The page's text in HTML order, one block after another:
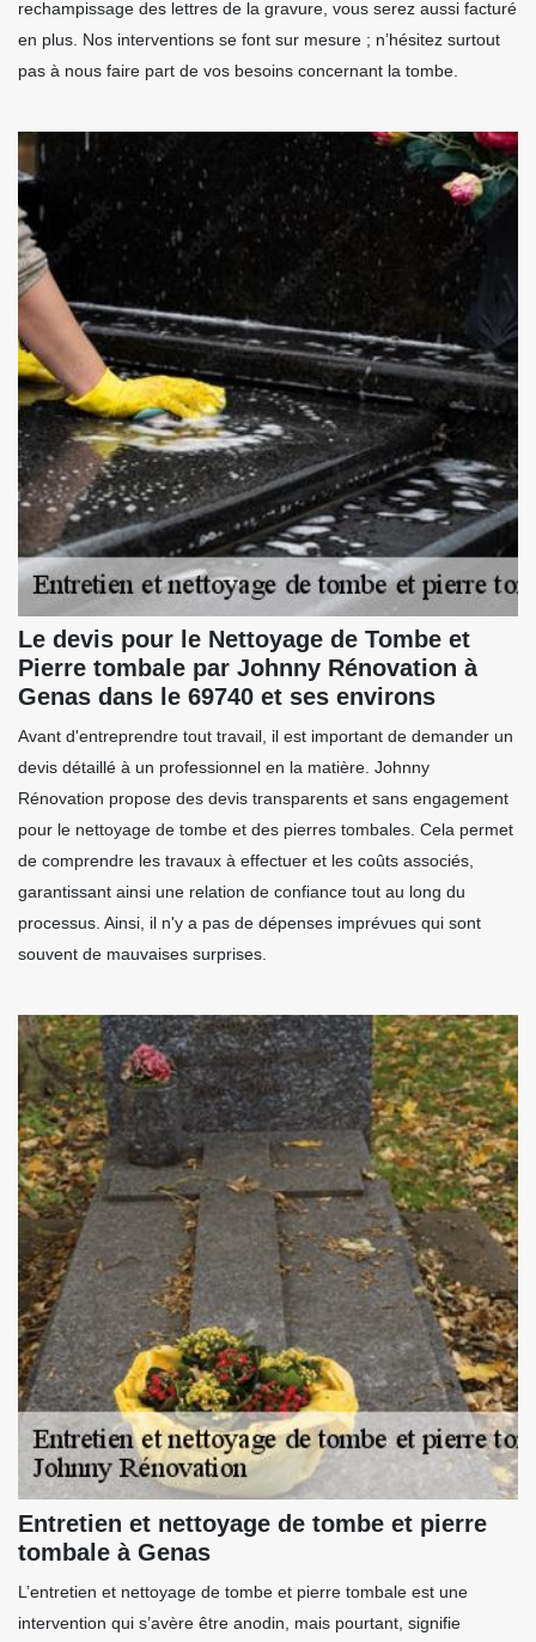
rechampissage des lettres de la gravure, vous serez aussi facturé
en plus. Nos interventions se font sur mesure ; n’hésitez surtout
pas à nous faire part de vos besoins concernant la tombe.
Le devis pour le Nettoyage de Tombe et
Pierre tombale par Johnny Rénovation à
Genas dans le 69740 et ses environs
Avant d'entreprendre tout travail, il est important de demander un
devis détaillé à un professionnel en la matière. Johnny
Rénovation propose des devis transparents et sans engagement
pour le nettoyage de tombe et des pierres tombales. Cela permet
de comprendre les travaux à effectuer et les coûts associés,
garantissant ainsi une relation de confiance tout au long du
processus. Ainsi, il n'y a pas de dépenses imprévues qui sont
souvent de mauvaises surprises.
Entretien et nettoyage de tombe et pierre
tombale à Genas
L’entretien et nettoyage de tombe et pierre tombale est une
intervention qui s’avère être anodin, mais pourtant, signifie